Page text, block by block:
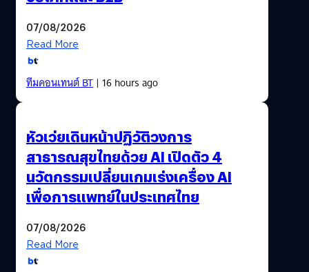
07/08/2026
Read More
ทีมคอนเทนต์ BT| 16 hours ago
หัวเว่ยเดินหน้าปฏิวัติวงการ
สาธารณสุขไทยด้วย AI เปิดตัว 4
นวัตกรรมเปลี่ยนเกมเร่งเครื่อง AI
เพื่อการแพทย์ในประเทศไทย
07/08/2026
Read More